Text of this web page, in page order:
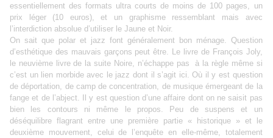
essentiellement des formats ultra courts de moins de 100 pages, un
prix léger (10 euros), et un graphisme ressemblant mais avec
l’interdiction absolue d’utiliser le Jaune et Noir.
On sait que polar et jazz font généralement bon ménage. Question
d’esthétique des mauvais garçons peut être. Le livre de François Joly,
le neuvième livre de la suite Noire, n’échappe pas
à la règle même si
c’est un lien morbide avec le jazz dont il s’agit ici. Où il y est question
de déportation, de camp de concentration, de musique émergeant de la
fange et de l’abject. Il y est question d’une affaire dont on ne saisit pas
bien les contours ni même le propos. Peu de suspens et un
déséquilibre flagrant entre une première partie « historique » et le
deuxième mouvement, celui de l’enquête en elle-même, totalement